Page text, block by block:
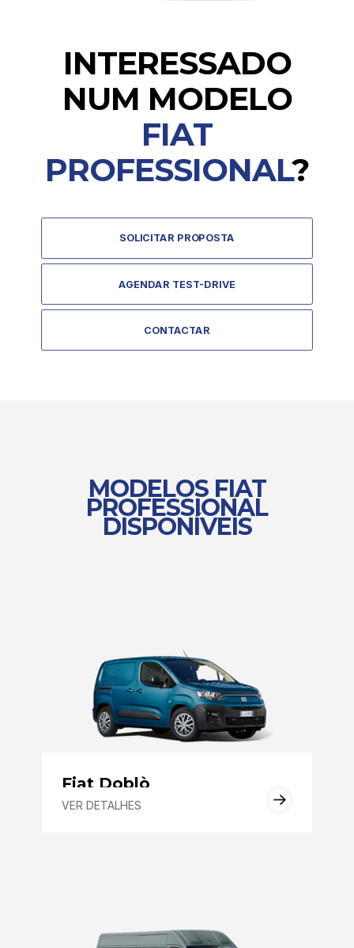
INTERESSADO
NUM MODELO
FIAT
PROFESSIONAL?
SOLICITAR PROPOSTA
AGENDAR TEST-DRIVE
CONTACTAR
MODELOS FIAT
PROFESSIONAL
DISPONÍVEIS
Fiat Doblò
VER DETALHES